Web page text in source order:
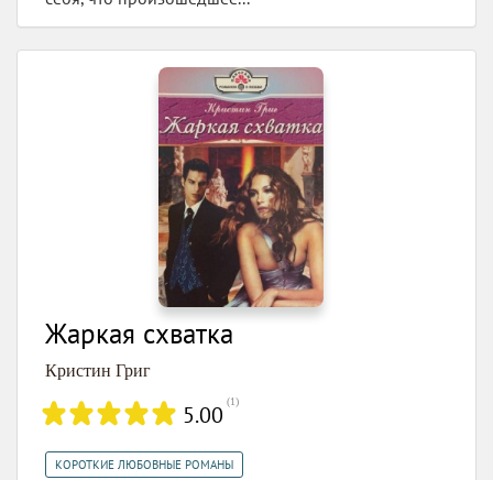
Жаркая схватка
Кристин Григ
5.00 (1)
КОРОТКИЕ ЛЮБОВНЫЕ РОМАНЫ